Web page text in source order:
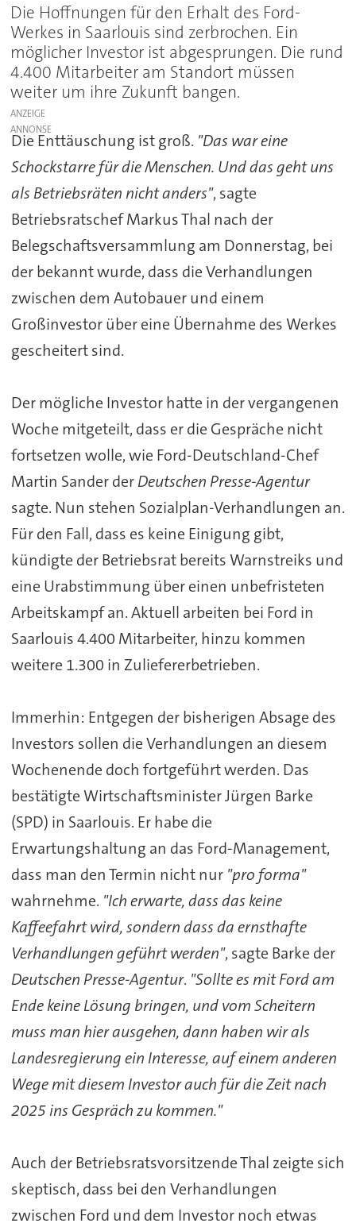
Die Hoffnungen für den Erhalt des Ford-
Werkes in Saarlouis sind zerbrochen. Ein
möglicher Investor ist abgesprungen. Die rund
4.400 Mitarbeiter am Standort müssen
weiter um ihre Zukunft bangen.
ANZEIGE
Die Enttäuschung ist groß. "Das war eine
Schockstarre für die Menschen. Und das geht uns
als Betriebsräten nicht anders", sagte
Betriebsratschef Markus Thal nach der
Belegschaftsversammlung am Donnerstag, bei
der bekannt wurde, dass die Verhandlungen
zwischen dem Autobauer und einem
Großinvestor über eine Übernahme des Werkes
gescheitert sind.
Der mögliche Investor hatte in der vergangenen
Woche mitgeteilt, dass er die Gespräche nicht
fortsetzen wolle, wie Ford-Deutschland-Chef
Martin Sander derDeutschen Presse-Agentur
sagte. Nun stehen Sozialplan-Verhandlungen an.
Für den Fall, dass es keine Einigung gibt,
kündigte der Betriebsrat bereits Warnstreiks und
eine Urabstimmung über einen unbefristeten
Arbeitskampf an. Aktuell arbeiten bei Ford in
Saarlouis 4.400 Mitarbeiter, hinzu kommen
weitere 1.300 in Zuliefererbetrieben.
Immerhin: Entgegen der bisherigen Absage des
Investors sollen die Verhandlungen an diesem
Wochenende doch fortgeführt werden. Das
bestätigte Wirtschaftsminister Jürgen Barke
(SPD) in Saarlouis. Er habe die
Erwartungshaltung an das Ford-Management,
dass man den Termin nicht nur "pro forma"
wahrnehme. "Ich erwarte, dass das keine
Kaffeefahrt wird, sondern dass da ernsthafte
Verhandlungen geführt werden", sagte Barke der
Deutschen Presse-Agentur. "Sollte es mit Ford am
Ende keine Lösung bringen, und vom Scheitern
muss man hier ausgehen, dann haben wir als
Landesregierung ein Interesse, auf einem anderen
Wege mit diesem Investor auch für die Zeit nach
2025 ins Gespräch zu kommen."
Auch der Betriebsratsvorsitzende Thal zeigte sich
skeptisch, dass bei den Verhandlungen
zwischen Ford und dem Investor noch etwas